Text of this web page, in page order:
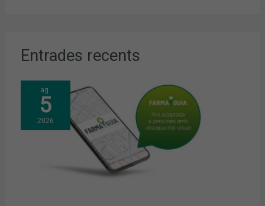
Entrades recents
ag.
5
2026